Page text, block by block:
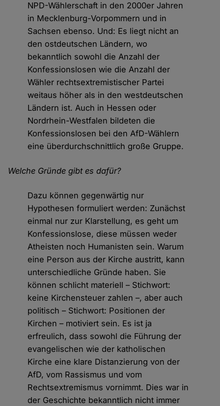
NPD-Wählerschaft in den 2000er Jahren
in Mecklenburg-Vorpommern und in
Sachsen ebenso. Und: Es liegt nicht an
den ostdeutschen Ländern, wo
bekanntlich sowohl die Anzahl der
Konfessionslosen wie die Anzahl der
Wähler rechtsextremistischer Partei
weitaus höher als in den westdeutschen
Ländern ist. Auch in Hessen oder
Nordrhein-Westfalen bildeten die
Konfessionslosen bei den AfD-Wählern
eine überdurchschnittlich große Gruppe.
Welche Gründe gibt es dafür?
Dazu können gegenwärtig nur
Hypothesen formuliert werden: Zunächst
einmal nur zur Klarstellung, es geht um
Konfessionslose, diese müssen weder
Atheisten noch Humanisten sein. Warum
eine Person aus der Kirche austritt, kann
unterschiedliche Gründe haben. Sie
können schlicht materiell – Stichwort:
keine Kirchensteuer zahlen –, aber auch
politisch – Stichwort: Positionen der
Kirchen – motiviert sein. Es ist ja
erfreulich, dass sowohl die Führung der
evangelischen wie der katholischen
Kirche eine klare Distanzierung von der
AfD, vom Rassismus und vom
Rechtsextremismus vornimmt. Dies war in
der Geschichte bekanntlich nicht immer